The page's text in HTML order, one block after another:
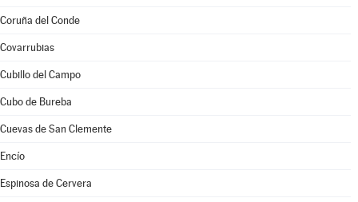
Coruña del Conde
Covarrubias
Cubillo del Campo
Cubo de Bureba
Cuevas de San Clemente
Encío
Espinosa de Cervera